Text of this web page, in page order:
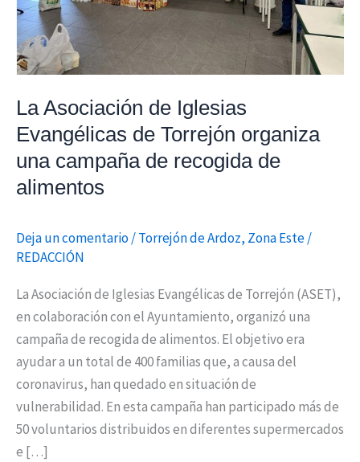
La Asociación de Iglesias
Evangélicas de Torrejón organiza
una campaña de recogida de
alimentos
Deja un comentario/Torrejón de Ardoz, Zona Este/
REDACCIÓN
La Asociación de Iglesias Evangélicas de Torrejón (ASET),
en colaboración con el Ayuntamiento, organizó una
campaña de recogida de alimentos. El objetivo era
ayudar a un total de 400 familias que, a causa del
coronavirus, han quedado en situación de
vulnerabilidad. En esta campaña han participado más de
50 voluntarios distribuidos en diferentes supermercados
e […]
una
campaña
de
de
alimentos